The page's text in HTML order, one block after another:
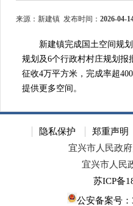
来源：新建镇 发布时间： 2026-04-
新建镇完成国土空间规划
规划及6个行政村村庄规划报
征收4万平方米，完成率超
提供更多空间。
隐私保护 郑重声明
宜兴市人民政
宜兴市人民
苏ICP备
公安备案号：